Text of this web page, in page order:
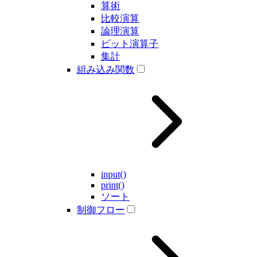
算術
比較演算
論理演算
ビット演算子
集計
組み込み関数
input()
print()
ソート
制御フロー